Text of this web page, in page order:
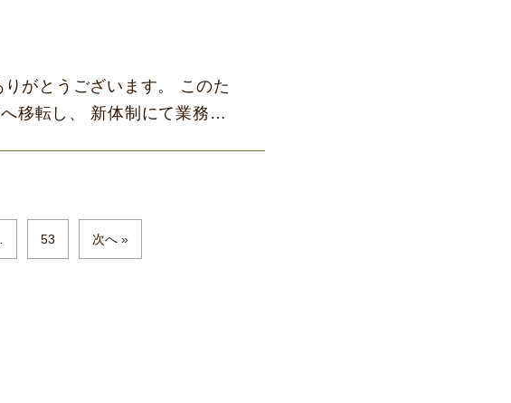
がとうございます。 このた
移転し、 新体制にて業務を
53 次へ »